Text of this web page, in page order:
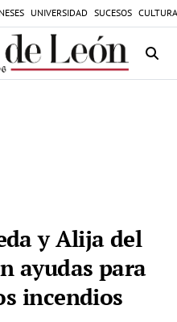
UNIVERSIDAD SUCESOS
y Alija del
ayudas para
incendios